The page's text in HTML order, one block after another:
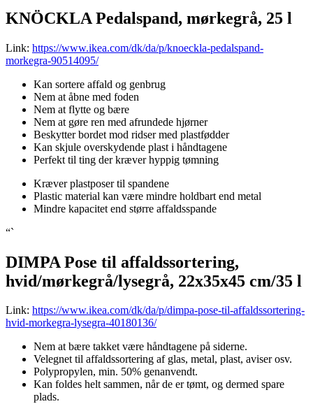
KNÖCKLA Pedalspand, mørkegrå, 25 l
Link: https://www.ikea.com/dk/da/p/knoeckla-pedalspand-
morkegra-90514095/
Kan sortere affald og genbrug
Nem at åbne med foden
Nem at flytte og bære
Nem at gøre ren med afrundede hjørner
Beskytter bordet mod ridser med plastfødder
Kan skjule overskydende plast i håndtagene
Perfekt til ting der kræver hyppig tømning
Kræver plastposer til spandene
Plastic material kan være mindre holdbart end metal
Mindre kapacitet end større affaldsspande
“`
DIMPA Pose til affaldssortering,
hvid/mørkegrå/lysegrå, 22x35x45 cm/35 l
Link: https://www.ikea.com/dk/da/p/dimpa-pose-til-affaldssortering-
hvid-morkegra-lysegra-40180136/
Nem at bære takket være håndtagene på siderne.
Velegnet til affaldssortering af glas, metal, plast, aviser osv.
Polypropylen, min. 50% genanvendt.
Kan foldes helt sammen, når de er tømt, og dermed spare
plads.